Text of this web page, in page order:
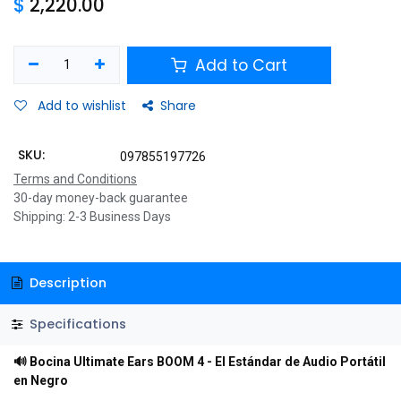
$ 2,220.00
Add to Cart
Add to wishlist Share
SKU:
097855197726
Terms and Conditions
30-day money-back guarantee
Shipping: 2-3 Business Days
Description
Specifications
🔊 Bocina Ultimate Ears BOOM 4 - El Estándar de Audio Portátil
en Negro